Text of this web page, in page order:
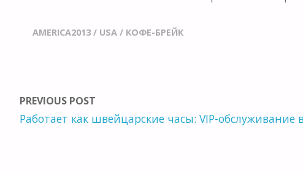
AMERICA2013 / USA / КОФЕ-БРЕЙК
PREVIOUS POST
Работает как швейцарские часы: VIP-обслуживание